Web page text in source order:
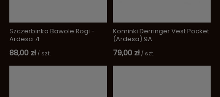
Szczerbinka Bawole Rogi -
Ardesa 7F
88,00 zł / szt.
Kominki Derringer Vest Pocket
(Ardesa) 9A
79,00 zł / szt.